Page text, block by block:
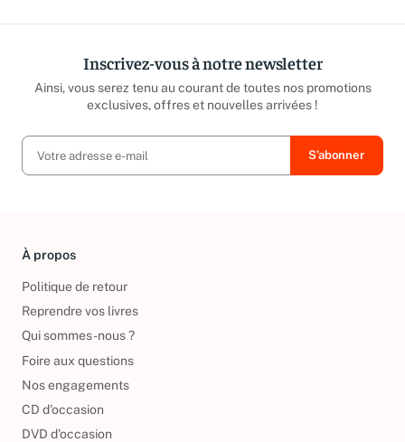
Inscrivez-vous à notre newsletter
Ainsi, vous serez tenu au courant de toutes nos promotions
exclusives, offres et nouvelles arrivées !
À propos
Politique de retour
Reprendre vos livres
Qui sommes-nous ?
Foire aux questions
Nos engagements
CD d'occasion
DVD d'occasion